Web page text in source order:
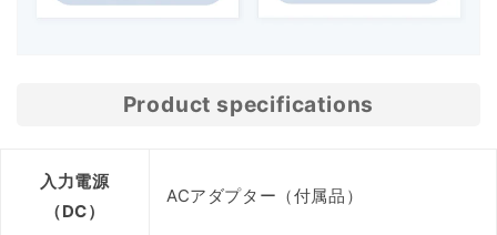
Product specifications
入力電源
（DC）
ACアダプター（付属品）